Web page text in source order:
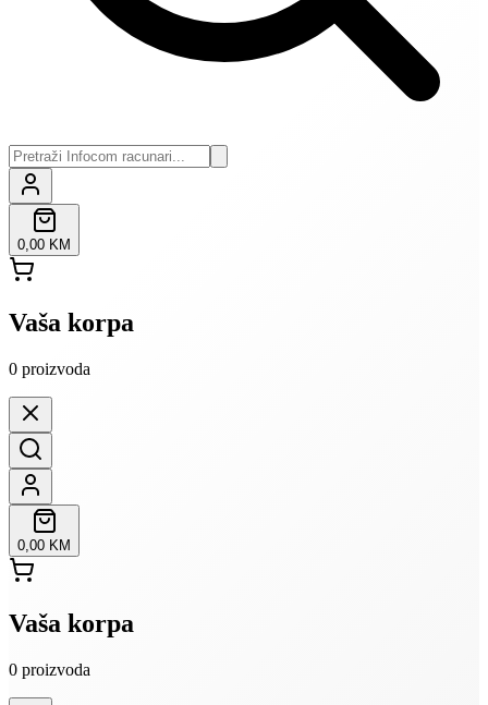
0,00 KM
Vaša korpa
0 proizvoda
0,00 KM
Vaša korpa
0 proizvoda